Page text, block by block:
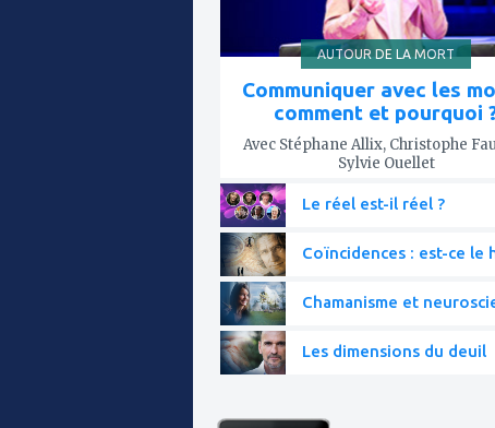
AUTOUR DE LA MORT
Communiquer avec les
comment et pourquoi
Avec Stéphane Allix, Christophe
Sylvie Ouellet
Le réel est-il réel ?
Coïncidences : est-ce le
Chamanisme et
Les dimensions du deuil